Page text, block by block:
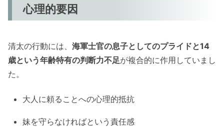
心理的要因
清太の行動には、 海軍士官の息子としてのプライドと14
歳という年齢特有の判断力不足が複合的に作用していまし
た。
大人に頼ることへの心理的抵抗
妹を守らなければという責任感